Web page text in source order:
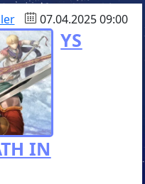
07.04.2025 09:00
YS
IN